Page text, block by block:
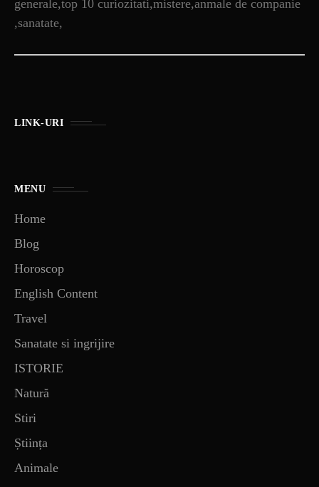
generale,top 10 curiozitati,mistere,anmale de companie
,sanatate,
LINK-URI
MENU
Home
Blog
Horoscop
English Content
Travel
Sanatate si ingrijire
ISTORIE
Natură
Stiri
Știința
Animale